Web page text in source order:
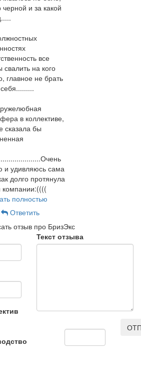
черной и за какой
все
свалить на кого
главное не брать
в коллективе,
сказала бы
и удивляюсь сама
долго протянула
компании:((((
полностью
Ответить
отзыв про БризЭкс
Текст отзыва